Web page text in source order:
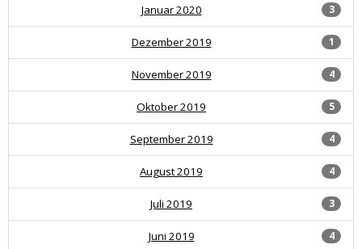
3
Januar 2020
1
Dezember 2019
4
November 2019
5
Oktober 2019
4
September 2019
4
August 2019
3
Juli 2019
4
Juni 2019